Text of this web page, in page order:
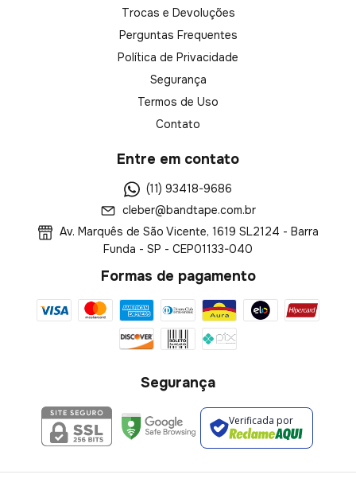
Trocas e Devoluções
Perguntas Frequentes
Política de Privacidade
Segurança
Termos de Uso
Contato
Entre em contato
(11) 93418-9686
cleber@bandtape.com.br
Av. Marquês de São Vicente, 1619 SL2124 - Barra
Funda - SP - CEP01133-040
Formas de pagamento
Segurança
Verificada por